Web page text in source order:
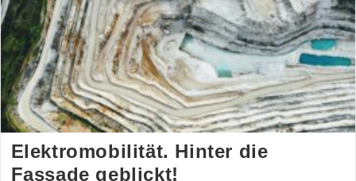
Elektromobilität. Hinter die
Fassade geblickt!